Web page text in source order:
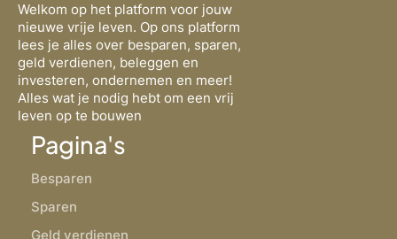
Welkom op het platform voor jouw
nieuwe vrije leven. Op ons platform
lees je alles over besparen, sparen,
geld verdienen, beleggen en
investeren, ondernemen en meer!
Alles wat je nodig hebt om een vrij
leven op te bouwen
Pagina's
Besparen
Sparen
Geld verdienen